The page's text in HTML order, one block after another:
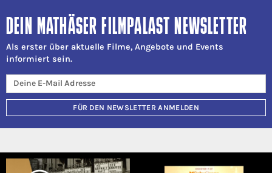
DEIN MATHÄSER FILMPALAST NEWSLETTER
Als erster über aktuelle Filme, Angebote und Events
informiert sein.
FÜR DEN NEWSLETTER ANMELDEN